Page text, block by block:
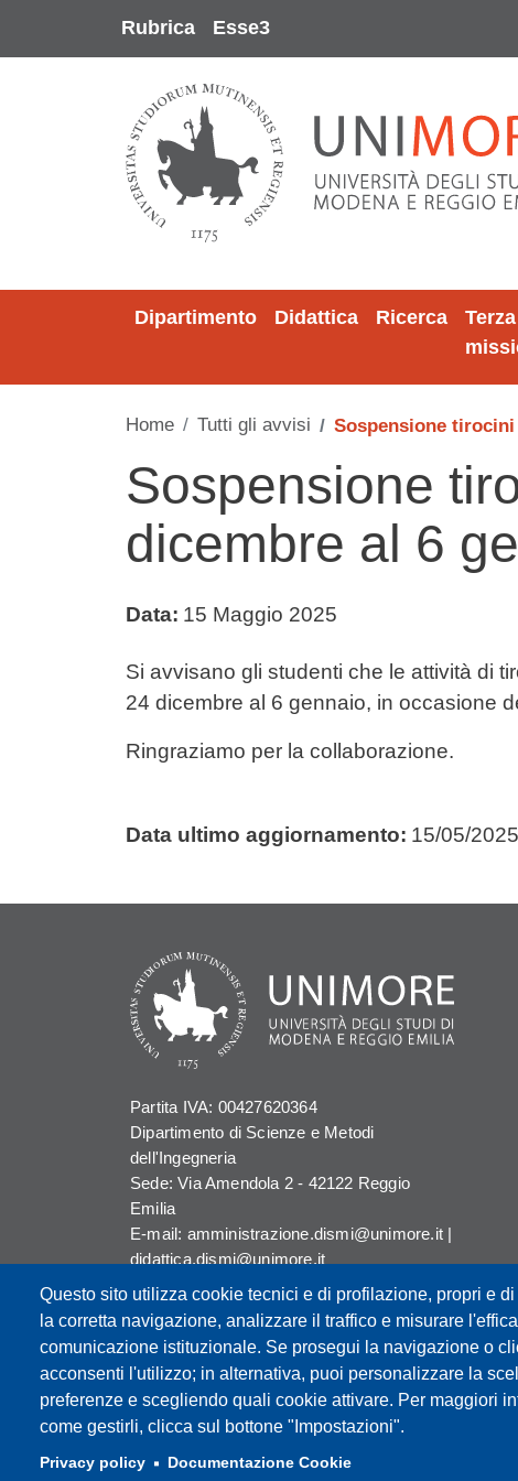
Rubrica Esse3
Dipartimento Didattica Ricerca
Terza
Home Tutti gli avvisi Sospensione tirocini
Sospensione
dicembre al 6
Data: 15 Maggio 2025
Testo avviso
Si avvisano gli studenti che le attività di
24 dicembre al 6 gennaio, in occasione
Ringraziamo per la collaborazione.
Data ultimo aggiornamento: 15/05/2025
Questo sito utilizza cookie tecnici e di profilazione, propri e
la corretta navigazione, analizzare il traffico e misurare
comunicazione istituzionale. Se prosegui la navigazione o
acconsenti l'utilizzo; in alternativa, puoi personalizzare la
preferenze e scegliendo quali cookie attivare. Per maggiori
come gestirli, clicca sul bottone "Impostazioni".
Privacy policy Documentazione Cookie
Partita IVA: 00427620364
Dipartimento di Scienze e Metodi
dell'Ingegneria
Sede: Via Amendola 2 - 42122 Reggio
Emilia
E-mail: amministrazione.dismi@unimore.it |
didattica.dismi@unimore.it
PEC: dismi@pec.unimore.it
Tel. Segreteria Amministrativa (+39)
0522.522.610
Tel. Segreteria Didattica (+39) 0522.522.311